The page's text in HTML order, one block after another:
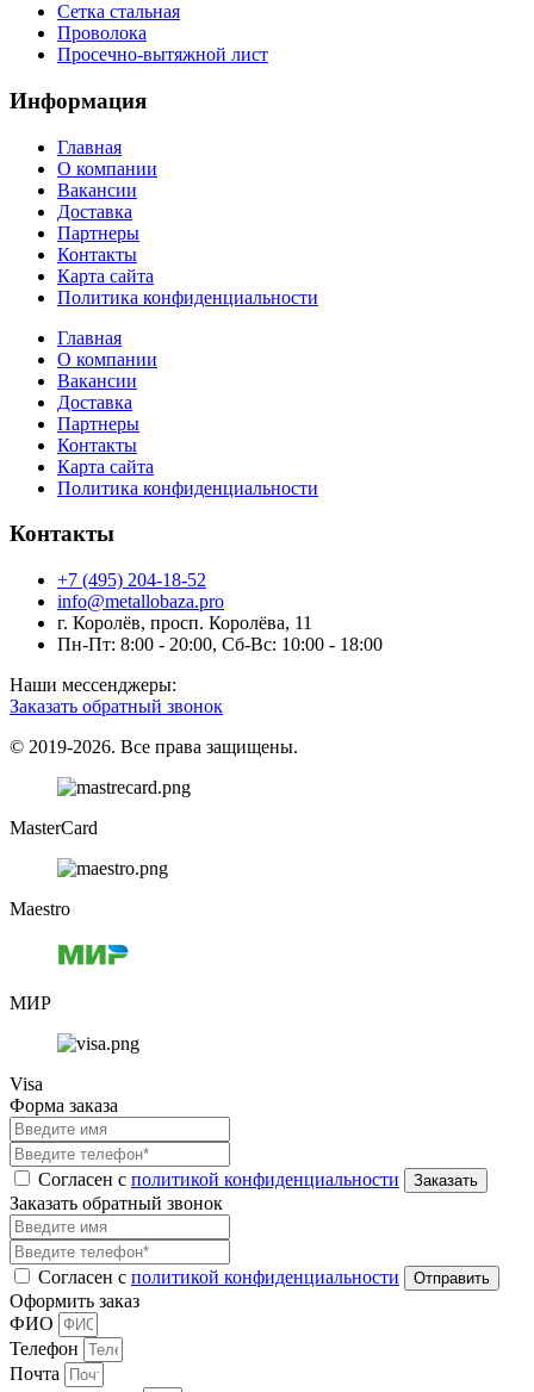
Сетка стальная
Проволока
Просечно-вытяжной лист
Информация
Главная
О компании
Вакансии
Доставка
Партнеры
Контакты
Карта сайта
Политика конфиденциальности
Главная
О компании
Вакансии
Доставка
Партнеры
Контакты
Карта сайта
Политика конфиденциальности
Контакты
+7 (495) 204-18-52
info@metallobaza.pro
г. Королёв, просп. Королёва, 11
Пн-Пт: 8:00 - 20:00, Сб-Вс: 10:00 - 18:00
Наши мессенджеры:
Заказать обратный звонок
© 2019-2026. Все права защищены.
MasterCard
Maestro
МИР
Visa
Форма заказа
Согласен с политикой конфиденциальности
Заказать обратный звонок
Согласен с политикой конфиденциальности
Оформить заказ
ФИО
Телефон
Почта